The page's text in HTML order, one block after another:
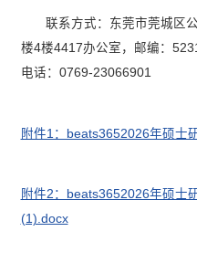
联系方式：东莞市莞城区
楼4楼4417办公室，邮编：
电话：0769-23066901
附件1：beats3652026年硕士
附件2：beats3652026年硕士
(1).docx